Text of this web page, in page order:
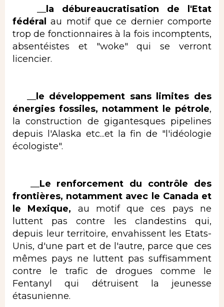
la débureaucratisation de l'Etat
fédéral
au motif que ce dernier comporte
trop de fonctionnaires à la fois incomptents,
absentéistes et "woke" qui se verront
licencier.
le développement sans limites des
énergies fossiles, notamment le pétrole,
la construction de gigantesques pipelines
depuis l'Alaska etc...et la fin de "l'idéologie
écologiste".
Le renforcement du contrôle des
frontières, notamment avec le Canada et
le Mexique, au motif que ces pays ne
luttent pas contre les clandestins qui,
depuis leur territoire, envahissent les Etats-
Unis, d'une part et de l'autre, parce que ces
mêmes pays ne luttent pas suffisamment
contre le trafic de drogues comme le
Fentanyl qui détruisent la jeunesse
étasunienne.